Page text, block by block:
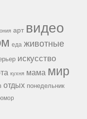
арт видео
еда животные
искусство
кухня мама мир
отдых понедельник
юмор